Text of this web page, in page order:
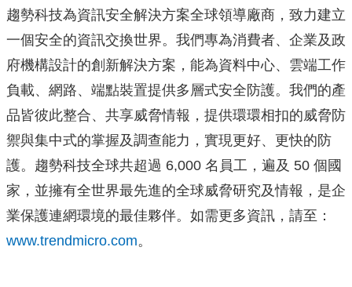
趨勢科技為資訊安全解決方案全球領導廠商，致力建立
一個安全的資訊交換世界。我們專為消費者、企業及政
府機構設計的創新解決方案，能為資料中心、雲端工作
負載、網路、端點裝置提供多層式安全防護。我們的產
品皆彼此整合、共享威脅情報，提供環環相扣的威脅防
禦與集中式的掌握及調查能力，實現更好、更快的防
護。趨勢科技全球共超過 6,000 名員工，遍及 50 個國
家，並擁有全世界最先進的全球威脅研究及情報，是企
業保護連網環境的最佳夥伴。如需更多資訊，請至：
www.trendmicro.com。